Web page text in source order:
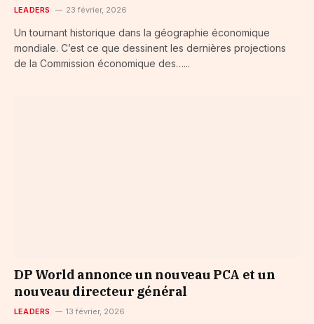
LEADERS 23 février, 2026
Un tournant historique dans la géographie économique
mondiale. C’est ce que dessinent les dernières projections
de la Commission économique des…...
DP World annonce un nouveau PCA et un
nouveau directeur général
LEADERS 13 février, 2026